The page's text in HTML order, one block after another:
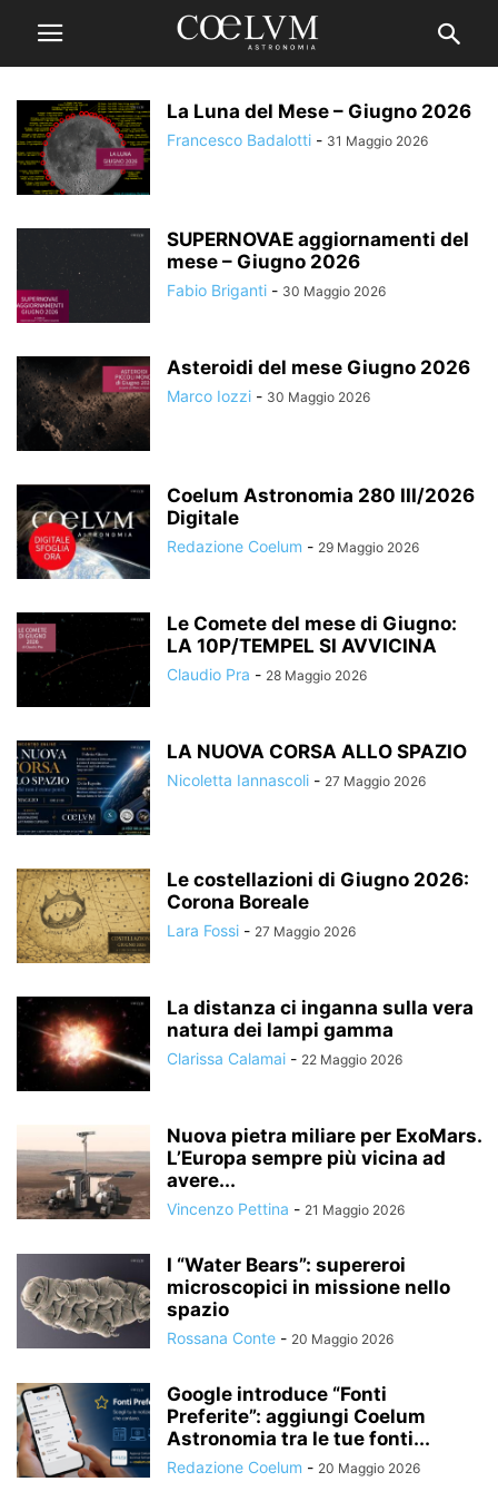
La Luna del Mese – Giugno 2026
Francesco Badalotti - 31 Maggio 2026
SUPERNOVAE aggiornamenti del
mese – Giugno 2026
Fabio Briganti - 30 Maggio 2026
Asteroidi del mese Giugno 2026
Marco Iozzi - 30 Maggio 2026
Coelum Astronomia 280 III/2026
Digitale
Redazione Coelum - 29 Maggio 2026
Le Comete del mese di Giugno:
LA 10P/TEMPEL SI AVVICINA
Claudio Pra - 28 Maggio 2026
LA NUOVA CORSA ALLO SPAZIO
Nicoletta Iannascoli - 27 Maggio 2026
Le costellazioni di Giugno 2026:
Corona Boreale
Lara Fossi - 27 Maggio 2026
La distanza ci inganna sulla vera
natura dei lampi gamma
Clarissa Calamai - 22 Maggio 2026
Nuova pietra miliare per ExoMars.
L’Europa sempre più vicina ad
avere...
Vincenzo Pettina - 21 Maggio 2026
I “Water Bears”: supereroi
microscopici in missione nello
spazio
Rossana Conte - 20 Maggio 2026
Google introduce “Fonti
Preferite”: aggiungi Coelum
Astronomia tra le tue fonti...
Redazione Coelum - 20 Maggio 2026